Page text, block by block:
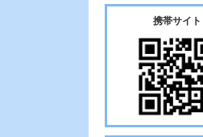
携帯サイト